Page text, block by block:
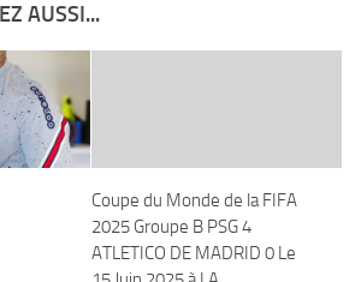
AUSSI...
Coupe du Monde de la FIFA
2025 Groupe B PSG 4
ATLETICO DE MADRID 0 Le